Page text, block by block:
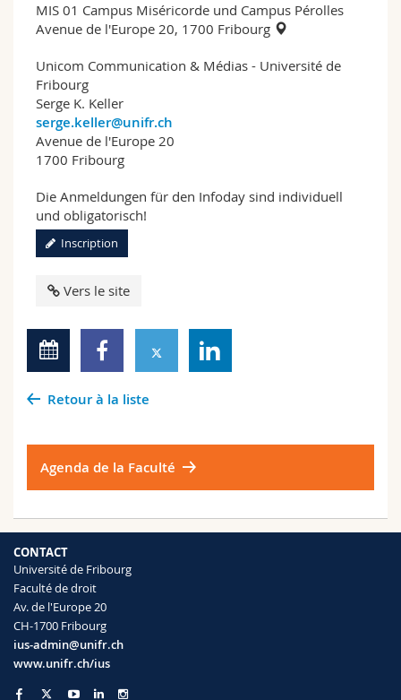
MIS 01 Campus Miséricorde und Campus Pérolles
Avenue de l'Europe 20, 1700 Fribourg
Unicom Communication & Médias - Université de
Fribourg
Serge K. Keller
serge.keller@unifr.ch
Avenue de l'Europe 20
1700 Fribourg
Die Anmeldungen für den Infoday sind individuell
und obligatorisch!
Inscription
Vers le site
Retour à la liste
Agenda de la Faculté
CONTACT
Université de Fribourg
Faculté de droit
Av. de l'Europe 20
CH-1700 Fribourg
ius-admin@unifr.ch
www.unifr.ch/ius